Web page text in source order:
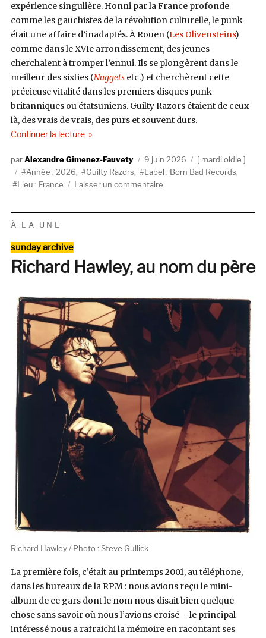
expérience singulière. Honni par la France profonde
comme les gauchistes de la révolution culturelle, le punk
était une affaire d’inadaptés. À Rouen (Les Olivensteins)
comme dans le XVIe arrondissement, des jeunes
cherchaient à tromper l’ennui. Ils se plongèrent dans le
meilleur des sixties (Nuggets etc.) et cherchèrent cette
précieuse vitalité dans les premiers disques punk
britanniques ou étatsuniens. Guilty Razors étaient de ceux-
là, des vrais de vrais, des purs et souvent durs.
Continuer la lecturede « Guilty Razors, Complete Recordings –
AuteurAlexandre Gimenez-Fauvety
Publié
le
9 juin 2026 Catégories
mardi oldie
Étiquettes
Année : 2026 Guilty Razors Label : Born Bad Records
Lieu : France
Laisser un commentaire
(Born
Records)
À LA UNE
Catégories
sunday archive
Richard Hawley, au nom du père
Richard Hawley / Photo : Steve Gullick
La première fois, c’était au printemps 2001, au téléphone,
dans les bureaux de la RPM : nous avions reçu le mini-
album de ce gars dont le nom nous disait bien quelque
chose sans savoir où nous l’avions croisé – le principal
intéressé nous a rafraichi la mémoire en racontant ses